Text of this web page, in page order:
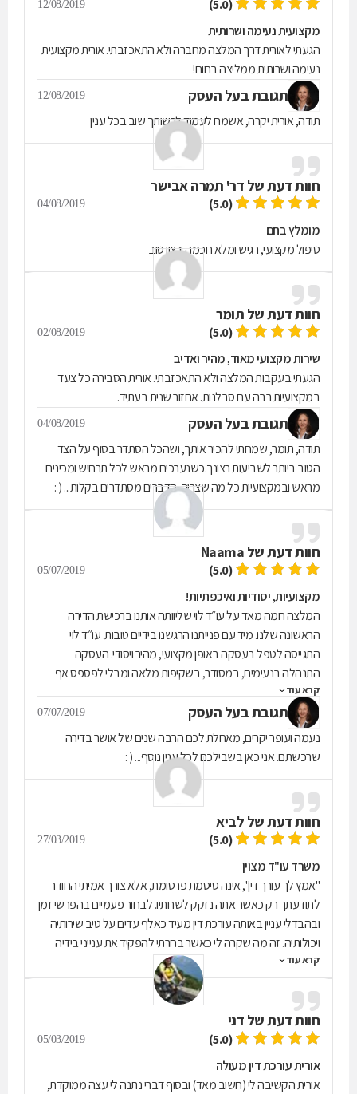
(5.0)
12/08/2019
מקצועית נעימה ושרותית
הגעתי לאורית דרך המלצה מחברה ולא התאכזבתי. אורית מקצועית
נעימה ושרותית ממליצה בחום!
תגובת בעל העסק 12/08/2019
תודה, אורית יקרה, אשמח לעמוד לרשותך שוב בכל ענין
חוות דעת של דר' תמרה אבישר
(5.0)
04/08/2019
מומלץ בחם
טיפול מקצועי, רגיש ומלא חכמה ורצון טוב
חוות דעת של תומר
(5.0)
02/08/2019
שירות מקצועי מאוד, מהיר ואדיב
הגעתי בעקבות המלצה ולא התאכזבתי. אורית הסבירה כל צעד
במקצועיות רבה עם סבלנות. אחזור שנית בעתיד.
תגובת בעל העסק 04/08/2019
תודה, תומר, שמחתי להכיר אותך, ושהכל הסתדר בסוף על הצד
הטוב ביותר לשביעות רצונך.כשנערכים מראש לכל תרחיש ומכינים
מראש ובמקצועיות כל מה שצריך, הדברים מסתדרים בקלות... ( :
חוות דעת של Naama
(5.0)
05/07/2019
מקצועיות, יסודיות ואיכפתיות!
המלצה חמה מאד על עו״ד לוי שליוותה אותנו ברכישת הדירה
הראשונה שלנו. מיד עם פנייתנו הרגשנו בידיים טובות. עו״ד לוי
התגייסה לטפל בעסקה באופן מקצועי, מהיר ויסודי. העסקה
התנהלה בנעימים, במסודר, בשקיפות מלאה ומבלי לפספס אף
פרט. ללא ספק נרצה לעבוד איתה בעתיד!
קרא עוד
תגובת בעל העסק 07/07/2019
נעמה ועופר יקרים, מאחלת לכם הרבה שנים של אושר בדירה
שרכשתם. אני כאן בשבילכם לכל ענין נוסף... ( :
חוות דעת של לביא
(5.0)
27/03/2019
משרד עו"ד מצוין
"אמץ לך עורך דין", אינה סיסמת פרסומת, אלא צורך אמיתי החודר
לתודעתך רק כאשר אתה נזקק לשרותיו. לבחור פעמיים בהפרשי זמן
ובהבדלי עניין באותה עורכת דין מעיד כאלף עדים על טיב שירותיה
ויכולותיה. זה מה שקרה לי כאשר בחרתי להפקיד את ענייני בידיה
האמונות של עוה"ד אורית לוי. היססתי לרגע לפני פנייתי הראשונה,
פניתי בביטחון מלא בפעם השנייה. בחרתי ולא התאכזבתי. אורית
מייצגת בעיני שילוב מיוחד ונבדל מרבים של אושיה מקצועית ואישיות
חמה ואמפאתית המעמידה אותך – הלקוח - במרכז. אורית טעונה
בידע נרחב ובניסיון רב שנים המאפשרים לה לטפל במיומנות בכל
היבט משפטי הכרוך בהסדרה נכונה של העניין המונח לפניה. אם
אזדקק, אבחר בה בשלישית.
קרא עוד
חוות דעת של דני
(5.0)
05/03/2019
אורית עורכת דין מעולה
אורית הקשיבה לי (חשוב מאד) ובסוף דברי נתנה לי עצה ממוקדת,